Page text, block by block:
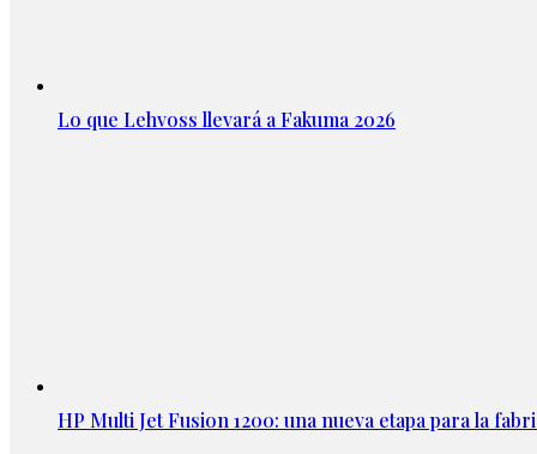
Lo que Lehvoss llevará a Fakuma 2026
HP Multi Jet Fusion 1200: una nueva etapa para la